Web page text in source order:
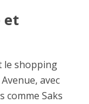
et
le shopping
avec
comme Saks